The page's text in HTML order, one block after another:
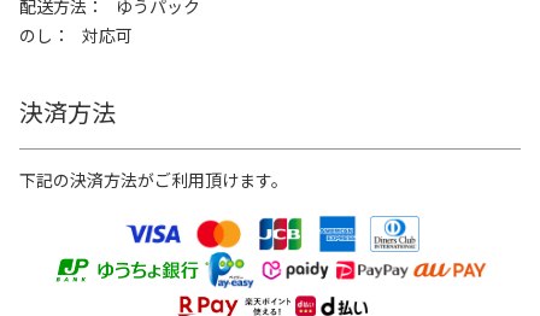
配送方法
ゆうパック
のし
対応可
決済方法
下記の決済方法がご利用頂けます。